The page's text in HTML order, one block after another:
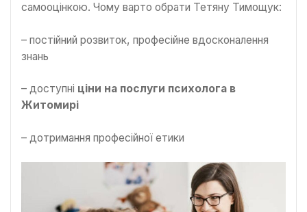
самооцінкою. Чому варто обрати Тетяну Тимощук:
– постійний розвиток, професійне вдосконалення
знань
– доступні ціни на послуги психолога в
Житомирі
– дотримання професійної етики